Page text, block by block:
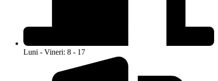
Luni - Vineri: 8 - 17